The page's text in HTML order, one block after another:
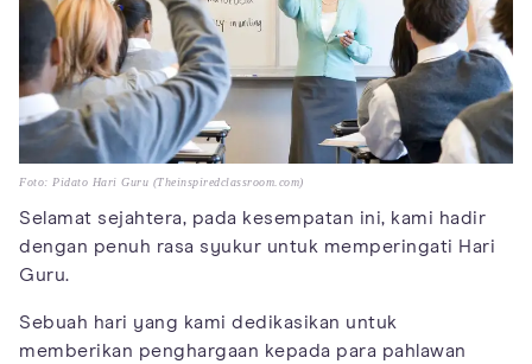
Foto: Pidato Hari Guru (Theinspiredclassroom.com)
Selamat sejahtera, pada kesempatan ini, kami hadir
dengan penuh rasa syukur untuk memperingati Hari
Guru.
Sebuah hari yang kami dedikasikan untuk
memberikan penghargaan kepada para pahlawan